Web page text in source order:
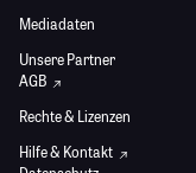
Mediadaten
Unsere Partner
AGB
Rechte & Lizenzen
Hilfe & Kontakt